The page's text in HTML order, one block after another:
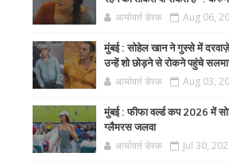
आर्यावर्त डेस्क Aug 06,
मुंबई : सोहेल खान ने गुस्से में दरवाज़े
उन्हें शो छोड़ने से रोकने पहुंचे
आर्यावर्त डेस्क Aug 03,
मुंबई : फीफा वर्ल्ड कप 2026 में
ग्लैमरस जलवा
आर्यावर्त डेस्क Jul 30,